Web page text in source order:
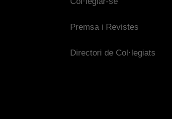
Premsa i Revistes
Directori de Col·legiats